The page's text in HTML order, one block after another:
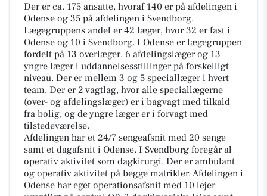
Der er ca. 175 ansatte, hvoraf 140 er på afdelingen i
Odense og 35 på afdelingen i Svendborg.
Lægegruppens andel er 42 læger, hvor 32 er fast i
Odense og 10 i Svendborg. I Odense er lægegruppen
fordelt på 13 overlæger, 6 afdelingslæger og 13
yngre læger i uddannelsesstillinger på forskelligt
niveau. Der er mellem 3 og 5 speciallæger i hvert
team. Der er 2 vagtlag, hvor alle speciallægerne
(over- og afdelingslæger) er i bagvagt med tilkald
fra bolig, og de yngre læger er i forvagt med
tilstedeværelse.
Afdelingen har et 24/7 sengeafsnit med 20 senge
samt et dagafsnit i Odense. I Svendborg foregår al
operativ aktivitet som dagkirurgi. Der er ambulant
og operativ aktivitet på begge matrikler. Afdelingen i
Odense har eget operationsafsnit med 10 lejer